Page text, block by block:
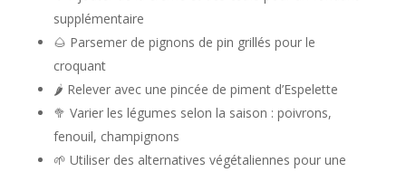
supplémentaire
🌰 Parsemer de pignons de pin grillés pour le
croquant
🌶️ Relever avec une pincée de piment d’Espelette
🥦 Varier les légumes selon la saison : poivrons,
fenouil, champignons
🌱 Utiliser des alternatives végétaliennes pour une